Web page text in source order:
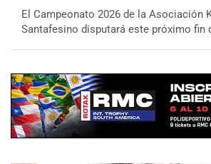
El Campeonato 2026 de la Asociación
Santafesino disputará este próximo fin